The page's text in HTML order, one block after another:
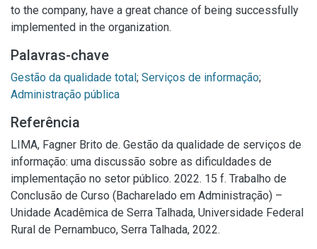
to the company, have a great chance of being successfully
implemented in the organization.
Palavras-chave
Gestão da qualidade total; Serviços de informação;
Administração pública
Referência
LIMA, Fagner Brito de. Gestão da qualidade de serviços de
informação: uma discussão sobre as dificuldades de
implementação no setor público. 2022. 15 f. Trabalho de
Conclusão de Curso (Bacharelado em Administração) –
Unidade Acadêmica de Serra Talhada, Universidade Federal
Rural de Pernambuco, Serra Talhada, 2022.